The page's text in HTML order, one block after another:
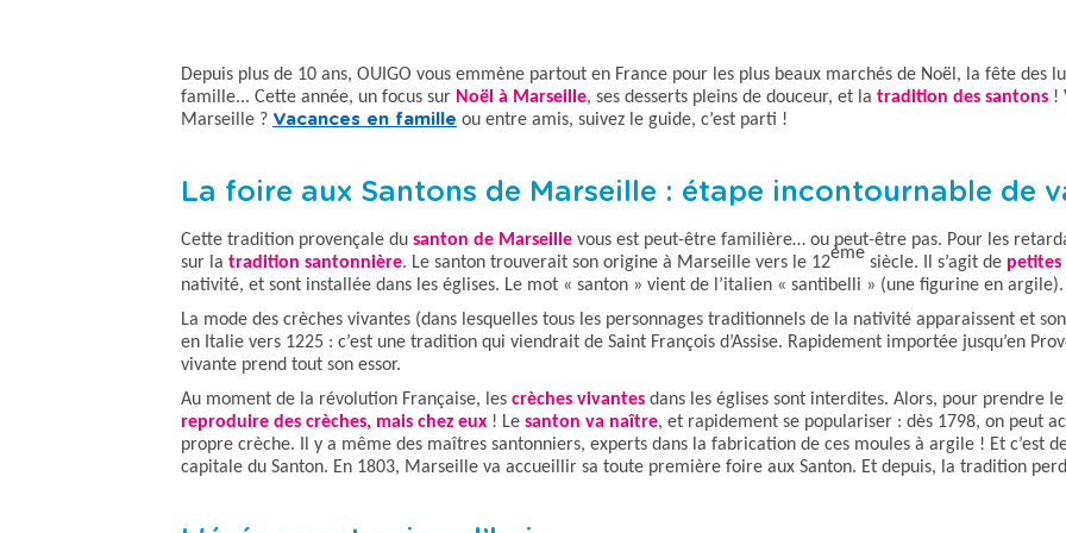
r
l
e
e
d
r
i
e
d
e
r
i
x
e
t
r
l
e
d
r
i
e
r
d
e
r
i
x
e
t
Depuis plus de 10 ans, OUIGO vous emmène partout en France pour les plus beaux marchés de Noël, la fête des
famille... Cette année, un focus sur Noël à Marseille, ses desserts pleins de douceur, et la tradition des santons !
Marseille ? Vacances en famille ou entre amis, suivez le guide, c’est parti !
La foire aux Santons de Marseille : étape incontournable de
Cette tradition provençale du santon de Marseille vous est peut-être familière… ou peut-être pas. Pour les
sur la tradition santonnière. Le santon trouverait son origine à Marseille vers le 12ème siècle. Il s’agit de petites
nativité, et sont installée dans les églises. Le mot « santon » vient de l’italien « santibelli » (une figurine en argile).
La mode des crèches vivantes (dans lesquelles tous les personnages traditionnels de la nativité apparaissent et
en Italie vers 1225 : c’est une tradition qui viendrait de Saint François d’Assise. Rapidement importée jusqu’en
vivante prend tout son essor.
Au moment de la révolution Française, les crèches vivantes dans les églises sont interdites. Alors, pour prendre
reproduire des crèches, mais chez eux ! Le santon va naître, et rapidement se populariser : dès 1798, on peut
propre crèche. Il y a même des maîtres santonniers, experts dans la fabrication de ces moules à argile ! Et c’est
capitale du Santon. En 1803, Marseille va accueillir sa toute première foire aux Santon. Et depuis, la tradition